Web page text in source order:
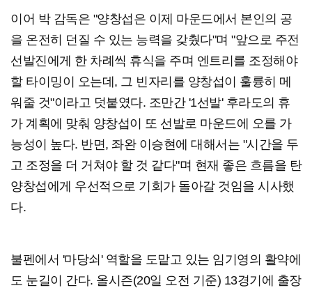
이어 박 감독은 "양창섭은 이제 마운드에서 본인의 공
을 온전히 던질 수 있는 능력을 갖췄다"며 "앞으로 주전
선발진에게 한 차례씩 휴식을 주며 엔트리를 조정해야
할 타이밍이 오는데, 그 빈자리를 양창섭이 훌륭히 메
워줄 것"이라고 덧붙였다. 조만간 '1선발' 후라도의 휴
가 계획에 맞춰 양창섭이 또 선발로 마운드에 오를 가
능성이 높다. 반면, 좌완 이승현에 대해서는 "시간을 두
고 조정을 더 거쳐야 할 것 같다"며 현재 좋은 흐름을 탄
양창섭에게 우선적으로 기회가 돌아갈 것임을 시사했
다.
불펜에서 '마당쇠' 역할을 도맡고 있는 임기영의 활약에
도 눈길이 간다. 올시즌(20일 오전 기준) 13경기에 출장